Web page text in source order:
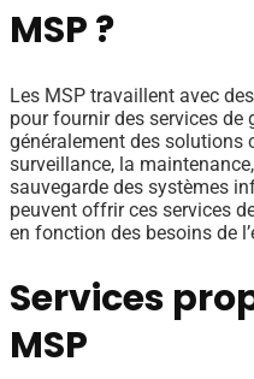
MSP ?
Les MSP travaillent avec
pour fournir des services
généralement des solutions
surveillance, la
sauvegarde des systèmes
peuvent offrir ces services
en fonction des besoins de
Services
MSP